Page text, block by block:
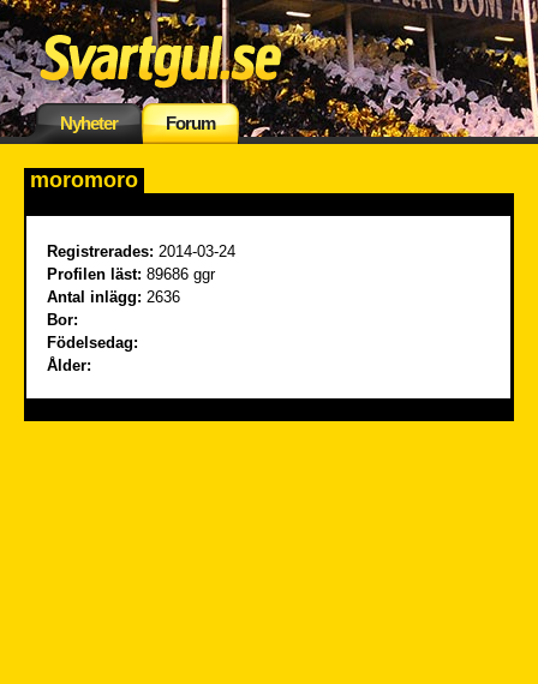
Nyheter Forum
moromoro
Registrerades: 2014-03-24
Profilen läst: 89686 ggr
Antal inlägg: 2636
Bor:
Födelsedag:
Ålder: